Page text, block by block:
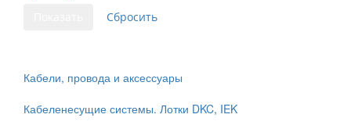
Кабели, провода и аксессуары
Кабеленесущие системы. Лотки DKC, IEK